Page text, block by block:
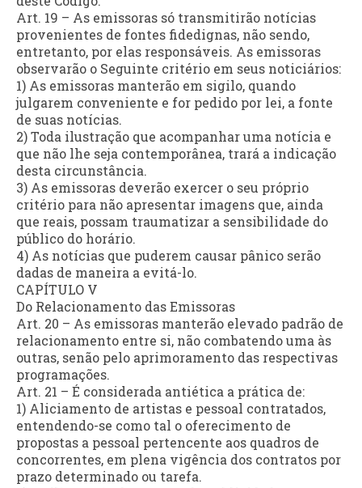
Art. 19 – As emissoras só transmitirão notícias
provenientes de fontes fidedignas, não sendo,
entretanto, por elas responsáveis. As emissoras
observarão o Seguinte critério em seus noticiários:
1) As emissoras manterão em sigilo, quando
julgarem conveniente e for pedido por lei, a fonte
de suas notícias.
2) Toda ilustração que acompanhar uma notícia e
que não lhe seja contemporânea, trará a indicação
desta circunstância.
3) As emissoras deverão exercer o seu próprio
critério para não apresentar imagens que, ainda
que reais, possam traumatizar a sensibilidade do
público do horário.
4) As notícias que puderem causar pânico serão
dadas de maneira a evitá-lo.
CAPÍTULO V
Do Relacionamento das Emissoras
Art. 20 – As emissoras manterão elevado padrão de
relacionamento entre si, não combatendo uma às
outras, senão pelo aprimoramento das respectivas
programações.
Art. 21 – É considerada antiética a prática de:
1) Aliciamento de artistas e pessoal contratados,
entendendo-se como tal o oferecimento de
propostas a pessoal pertencente aos quadros de
concorrentes, em plena vigência dos contratos por
prazo determinado ou tarefa.